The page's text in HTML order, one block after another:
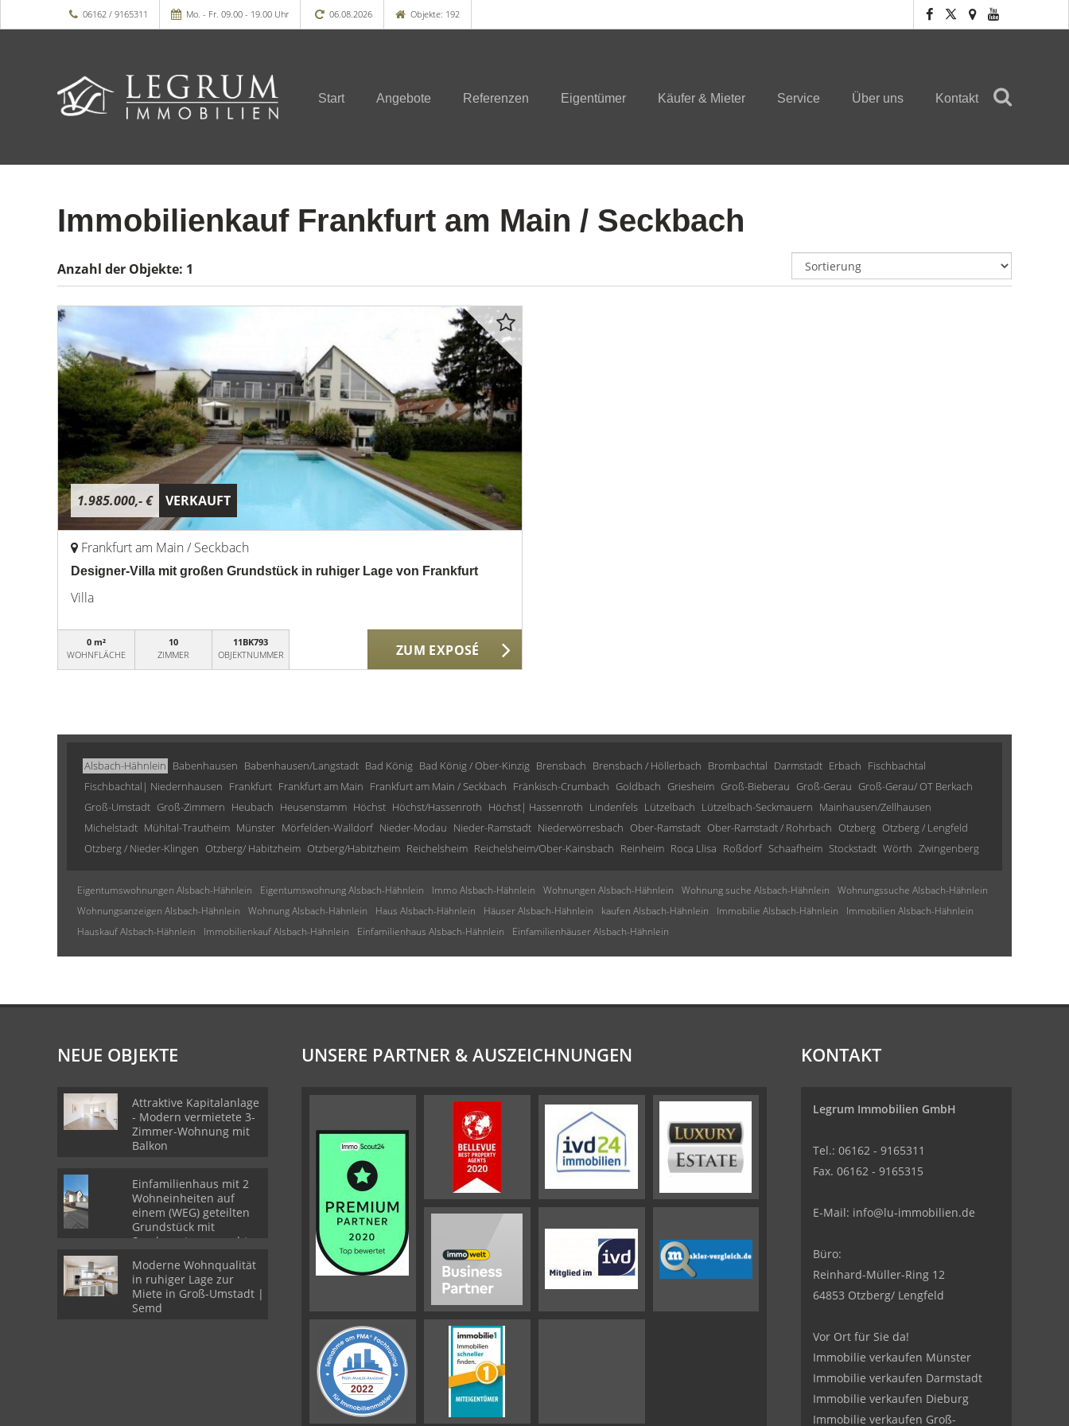
06162 / 9165311 Mo. - Fr. 09.00 - 19.00 Uhr 06.08.2026 Objekte: 192
Start Angebote Referenzen Eigentümer Käufer & Mieter Service Über uns Kontakt
Immobilienkauf Frankfurt am Main / Seckbach
Anzahl der Objekte: 1
1.985.000,- € VERKAUFT
Frankfurt am Main / Seckbach
Designer-Villa mit großen Grundstück in ruhiger Lage von Frankfurt
Villa
0 m²
WOHNFLÄCHE
10
ZIMMER
11BK793
OBJEKTNUMMER
ZUM EXPOSÉ
Alsbach-Hähnlein Babenhausen Babenhausen/Langstadt Bad König Bad König / Ober-Kinzig Brensbach Brensbach / Höllerbach Brombachtal Darmstadt Erbach Fischbachtal
Fischbachtal| Niedernhausen Frankfurt Frankfurt am Main Frankfurt am Main / Seckbach Fränkisch-Crumbach Goldbach Griesheim Groß-Bieberau Groß-Gerau Groß-Gerau/ OT Berkach
Groß-Umstadt Groß-Zimmern Heubach Heusenstamm Höchst Höchst/Hassenroth Höchst| Hassenroth Lindenfels Lützelbach Lützelbach-Seckmauern Mainhausen/Zellhausen
Michelstadt Mühltal-Trautheim Münster Mörfelden-Walldorf Nieder-Modau Nieder-Ramstadt Niederwörresbach Ober-Ramstadt Ober-Ramstadt / Rohrbach Otzberg Otzberg / Lengfeld
Otzberg / Nieder-Klingen Otzberg/ Habitzheim Otzberg/Habitzheim Reichelsheim Reichelsheim/Ober-Kainsbach Reinheim Roca Llisa Roßdorf Schaafheim Stockstadt Wörth Zwingenberg
Eigentumswohnungen Alsbach-Hähnlein Eigentumswohnung Alsbach-Hähnlein Immo Alsbach-Hähnlein Wohnungen Alsbach-Hähnlein Wohnung suche Alsbach-Hähnlein
Wohnungssuche Alsbach-Hähnlein
Wohnungsanzeigen Alsbach-Hähnlein
Wohnung Alsbach-Hähnlein Haus Alsbach-Hähnlein Häuser Alsbach-Hähnlein kaufen Alsbach-Hähnlein Immobilie Alsbach-Hähnlein
Immobilien Alsbach-Hähnlein
Hauskauf Alsbach-Hähnlein
Immobilienkauf Alsbach-Hähnlein Einfamilienhaus Alsbach-Hähnlein Einfamilienhäuser Alsbach-Hähnlein
NEUE OBJEKTE
Attraktive Kapitalanlage
- Modern vermietete 3-
Zimmer-Wohnung mit
Balkon
Einfamilienhaus mit 2
Wohneinheiten auf
einem (WEG) geteilten
Grundstück mit
Sondernutzungsrechten
Moderne Wohnqualität
in ruhiger Lage zur
Miete in Groß-Umstadt |
Semd
UNSERE PARTNER & AUSZEICHNUNGEN KONTAKT
Legrum Immobilien GmbH
Tel.: 06162 - 9165311
Fax. 06162 - 9165315
E-Mail: info@lu-immobilien.de
Büro:
Reinhard-Müller-Ring 12
64853 Otzberg/ Lengfeld
Vor Ort für Sie da!
Immobilie verkaufen Münster
Immobilie verkaufen Darmstadt
Immobilie verkaufen Dieburg
Immobilie verkaufen Groß-